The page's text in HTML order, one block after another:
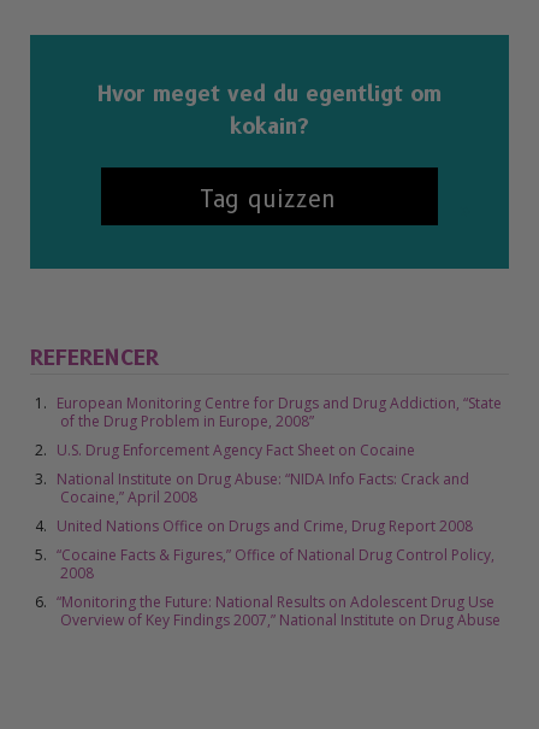
Hvor meget ved du egentligt om
kokain?
Tag quizzen
REFERENCER
European Monitoring Centre for Drugs and Drug Addiction, “State
of the Drug Problem in Europe, 2008”
U.S. Drug Enforcement Agency Fact Sheet on Cocaine
National Institute on Drug Abuse: “NIDA Info Facts: Crack and
Cocaine,” April 2008
United Nations Office on Drugs and Crime, Drug Report 2008
“Cocaine Facts & Figures,” Office of National Drug Control Policy,
2008
“Monitoring the Future: National Results on Adolescent Drug Use
Overview of Key Findings 2007,” National Institute on Drug Abuse